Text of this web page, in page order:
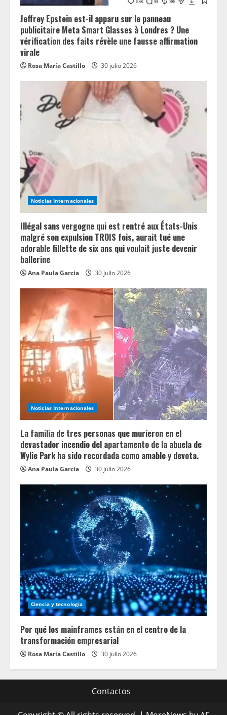
Jeffrey Epstein est-il apparu sur le panneau
publicitaire Meta Smart Glasses à Londres ? Une
vérification des faits révèle une fausse affirmation
virale
Rosa María Castillo 30 julio 2026
Noticias Internacionales
Illégal sans vergogne qui est rentré aux États-Unis
malgré son expulsion TROIS fois, aurait tué une
adorable fillette de six ans qui voulait juste devenir
ballerine
Ana Paula García 30 julio 2026
Noticias Internacionales
La familia de tres personas que murieron en el
devastador incendio del apartamento de la abuela de
Wylie Park ha sido recordada como amable y devota.
Ana Paula García 30 julio 2026
Ciencia y tecnologia
Por qué los mainframes están en el centro de la
transformación empresarial
Rosa María Castillo 30 julio 2026
Contactos